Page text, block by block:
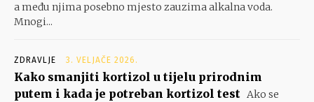
a među njima posebno mjesto zauzima alkalna voda.
Mnogi...
ZDRAVLJE 3. VELJAČE 2026.
Kako smanjiti kortizol u tijelu prirodnim
putem i kada je potreban kortizol test Ako se